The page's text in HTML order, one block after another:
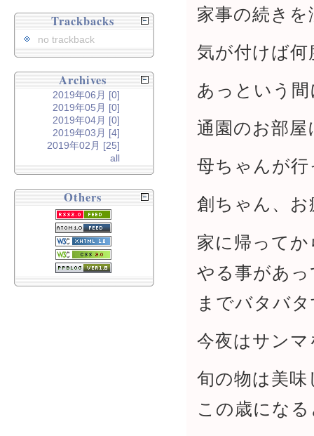
家事の続き
気が付けば
あっという
通園のお部屋
母ちゃんが
創ちゃん、
家に帰って
やる事があ
までバタバ
今夜はサン
旬の物は美
この歳にな
Trackbacks
no trackback
Archives
2019年06月 [0]
2019年05月 [0]
2019年04月 [0]
2019年03月 [4]
2019年02月 [25]
all
Others